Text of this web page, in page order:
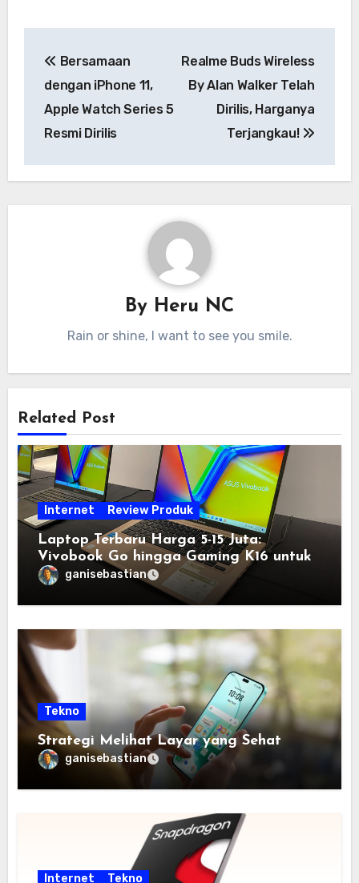
pos
Bersamaan
dengan iPhone 11,
Apple Watch Series 5
Resmi Dirilis
Realme Buds Wireless
By Alan Walker Telah
Dirilis, Harganya
Terjangkau!
By Heru NC
Rain or shine, I want to see you smile.
Related Post
Internet Review Produk
Laptop Terbaru Harga 5-15 Juta:
Vivobook Go hingga Gaming K16 untuk
Semua Budget
ganisebastian
Tekno
Strategi Melihat Layar yang Sehat
ganisebastian
Internet Tekno